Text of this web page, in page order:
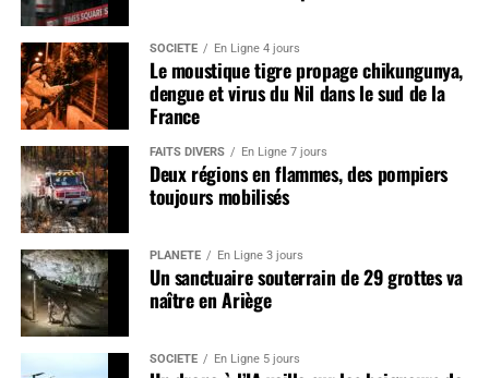
SOCIÉTÉ En Ligne 4 jours
Le moustique tigre propage chikungunya,
dengue et virus du Nil dans le sud de la
France
FAITS DIVERS En Ligne 7 jours
Deux régions en flammes, des pompiers
toujours mobilisés
PLANÈTE En Ligne 3 jours
Un sanctuaire souterrain de 29 grottes va
naître en Ariège
SOCIÉTÉ En Ligne 5 jours